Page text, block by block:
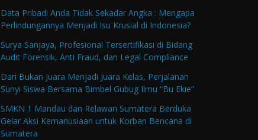
Data Pribadi Anda Tidak Sekadar Angka : Mengapa
Perlindungannya Menjadi Isu Krusial di Indonesia?
Surya Sanjaya, Profesional Tersertifikasi di Bidang
Audit Forensik, Anti Fraud, dan Legal Compliance
Dari Bukan Juara Menjadi Juara Kelas, Perjalanan
Sunyi Siswa Bersama Bimbel Gubug Ilmu “Bu Ekie”
SMKN 1 Mandau dan Relawan Sumatera Berduka
Gelar Aksi Kemanusiaan untuk Korban Bencana di
Sumatera